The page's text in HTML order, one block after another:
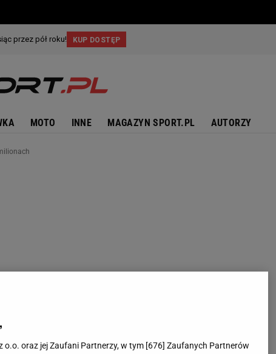
MOTO INNE MAGAZYN SPORT.PL AUTORZY
o.o. oraz jej Zaufani Partnerzy, w tym [676] Zaufanych Partnerów